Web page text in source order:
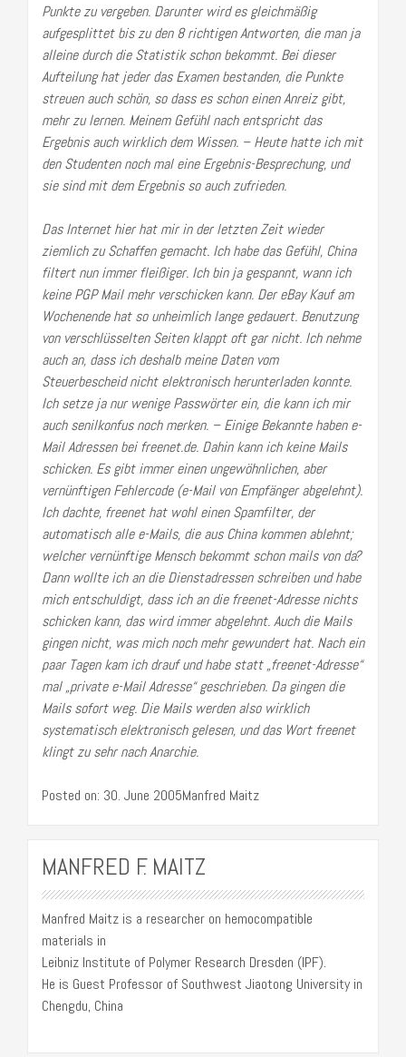
Punkte zu vergeben. Darunter wird es gleichmäßig
aufgesplittet bis zu den 8 richtigen Antworten, die man ja
alleine durch die Statistik schon bekommt. Bei dieser
Aufteilung hat jeder das Examen bestanden, die Punkte
streuen auch schön, so dass es schon einen Anreiz gibt,
mehr zu lernen. Meinem Gefühl nach entspricht das
Ergebnis auch wirklich dem Wissen. – Heute hatte ich mit
den Studenten noch mal eine Ergebnis-Besprechung, und
sie sind mit dem Ergebnis so auch zufrieden.
Das Internet hier hat mir in der letzten Zeit wieder
ziemlich zu Schaffen gemacht. Ich habe das Gefühl, China
filtert nun immer fleißiger. Ich bin ja gespannt, wann ich
keine PGP Mail mehr verschicken kann. Der eBay Kauf am
Wochenende hat so unheimlich lange gedauert. Benutzung
von verschlüsselten Seiten klappt oft gar nicht. Ich nehme
auch an, dass ich deshalb meine Daten vom
Steuerbescheid nicht elektronisch herunterladen konnte.
Ich setze ja nur wenige Passwörter ein, die kann ich mir
auch senilkonfus noch merken. – Einige Bekannte haben e-
Mail Adressen bei freenet.de. Dahin kann ich keine Mails
schicken. Es gibt immer einen ungewöhnlichen, aber
vernünftigen Fehlercode (e-Mail von Empfänger abgelehnt).
Ich dachte, freenet hat wohl einen Spamfilter, der
automatisch alle e-Mails, die aus China kommen ablehnt;
welcher vernünftige Mensch bekommt schon mails von da?
Dann wollte ich an die Dienstadressen schreiben und habe
mich entschuldigt, dass ich an die freenet-Adresse nichts
schicken kann, das wird immer abgelehnt. Auch die Mails
gingen nicht, was mich noch mehr gewundert hat. Nach ein
paar Tagen kam ich drauf und habe statt „freenet-Adresse“
mal „private e-Mail Adresse“ geschrieben. Da gingen die
Mails sofort weg. Die Mails werden also wirklich
systematisch elektronisch gelesen, und das Wort freenet
klingt zu sehr nach Anarchie.
Posted on: 30. June 2005Manfred Maitz
MANFRED F. MAITZ
Manfred Maitz is a researcher on hemocompatible
materials in
Leibniz Institute of Polymer Research Dresden (IPF).
He is Guest Professor of Southwest Jiaotong University in
Chengdu, China